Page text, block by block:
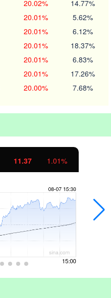
20.02% 14.77%
20.01% 5.62%
20.01% 6.12%
20.01% 18.37%
20.01% 6.83%
20.01% 17.26%
20.00% 7.68%
11.37 1.01%